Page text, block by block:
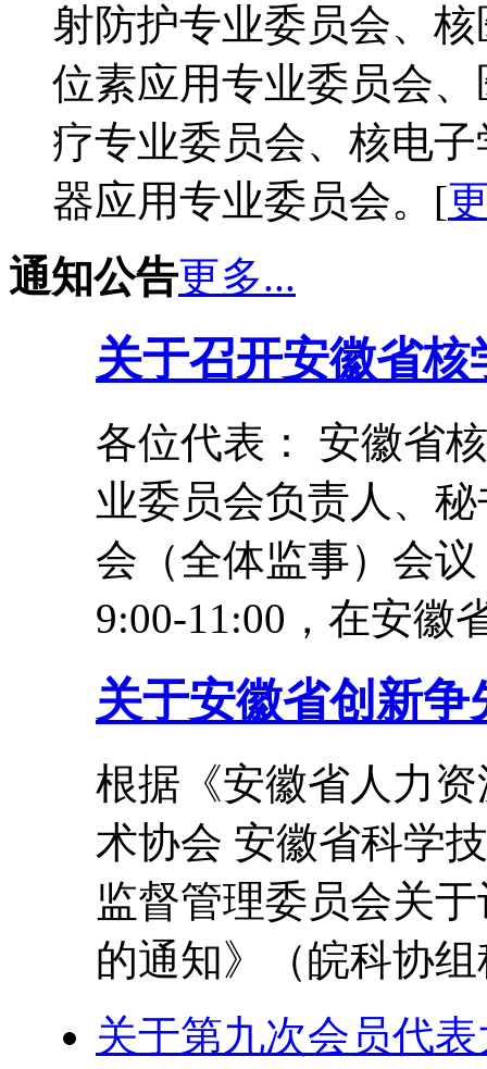
射防护专业委员会、
位素应用专业委员会
疗专业委员会、核电
器应用专业委员会。[
通知公告更多...
关于召开安徽省
各位代表： 安徽省
业委员会负责人、
会（全体监事）会
9:00-11:00，在安徽
关于安徽省创新
根据《安徽省人力
术协会 安徽省科学
监督管理委员会关
的通知》（皖科协
关于第九次会员代